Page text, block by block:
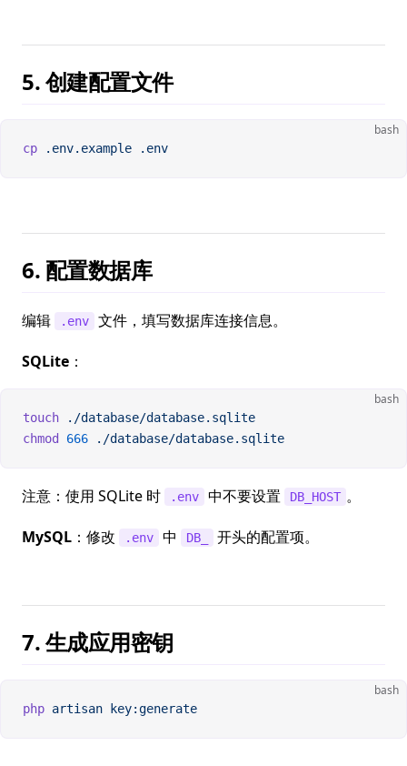
5. 创建配置文件
bash
cp .env.example .env
6. 配置数据库
编辑 .env 文件，填写数据库连接信息。
SQLite ：
bash
touch ./database/database.sqlite
chmod
666 ./database/database.sqlite
注意：使用 SQLite 时 .env 中不要设置 DB_HOST 。
MySQL ：修改 .env 中 DB_ 开头的配置项。
7. 生成应用密钥
bash
php artisan key:generate